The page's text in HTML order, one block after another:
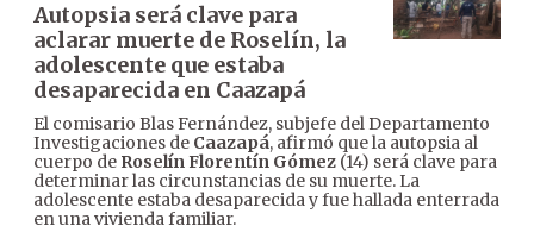
Autopsia será clave para
aclarar muerte de Roselín, la
adolescente que estaba
desaparecida en Caazapá
El comisario Blas Fernández, subjefe del Departamento
Investigaciones de Caazapá, afirmó que la autopsia al
cuerpo de Roselín Florentín Gómez (14) será clave para
determinar las circunstancias de su muerte. La
adolescente estaba desaparecida y fue hallada enterrada
en una vivienda familiar.